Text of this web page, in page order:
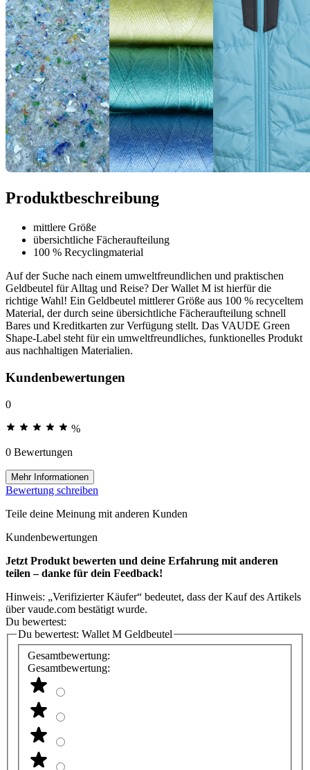
Produktbeschreibung
mittlere Größe
übersichtliche Fächeraufteilung
100 % Recyclingmaterial
Auf der Suche nach einem umweltfreundlichen und praktischen
Geldbeutel für Alltag und Reise? Der Wallet M ist hierfür die
richtige Wahl! Ein Geldbeutel mittlerer Größe aus 100 % recyceltem
Material, der durch seine übersichtliche Fächeraufteilung schnell
Bares und Kreditkarten zur Verfügung stellt. Das VAUDE Green
Shape-Label steht für ein umweltfreundliches, funktionelles Produkt
aus nachhaltigen Materialien.
Kundenbewertungen
0
%
0 Bewertungen
Mehr Informationen
Bewertung schreiben
Teile deine Meinung mit anderen Kunden
Kundenbewertungen
Jetzt Produkt bewerten und deine Erfahrung mit anderen
teilen – danke für dein Feedback!
Hinweis: „Verifizierter Käufer“ bedeutet, dass der Kauf des Artikels
über vaude.com bestätigt wurde.
Du bewertest:
Du bewertest: Wallet M Geldbeutel
Gesamtbewertung:
Gesamtbewertung: